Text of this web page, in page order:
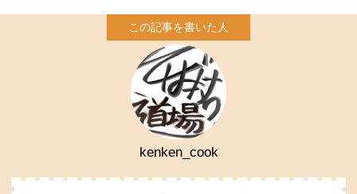
kenken_cook